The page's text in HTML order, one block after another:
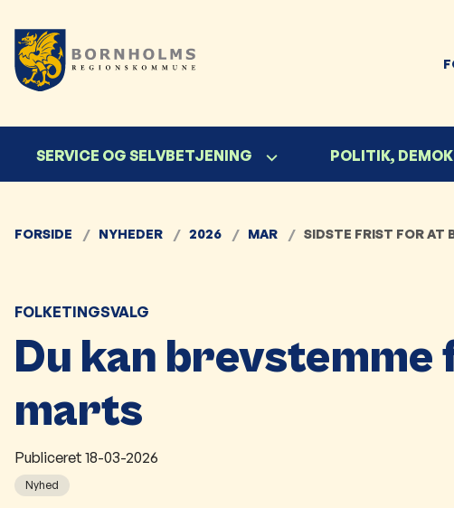
SERVICE OG SELVBETJENING POLITIK,
FORSIDE NYHEDER 2026 MAR SIDSTE FRIST FOR AT
FOLKETINGSVALG
Du kan
marts
Publiceret 18-03-2026
Nyhed